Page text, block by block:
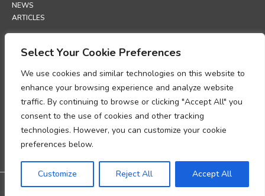
Select Your Cookie Preferences
We use cookies and similar technologies on this website to
enhance your browsing experience and analyze website
traffic. By continuing to browse or clicking "Accept All" you
consent to the use of cookies and other tracking
technologies. However, you can customize your cookie
preferences below.
Customize Reject All Accept All
NEWS
ARTICLES
SUPPORT
POLICIES
गोपनीयता नीति
कुकीज़ नीति
व्यक्तिगत डेटा प्रोसेसिंग अनुपालन पर ज्ञापन
डेटा प्रोसेसिंग परिशिष्ट
@2026 All rights reserved